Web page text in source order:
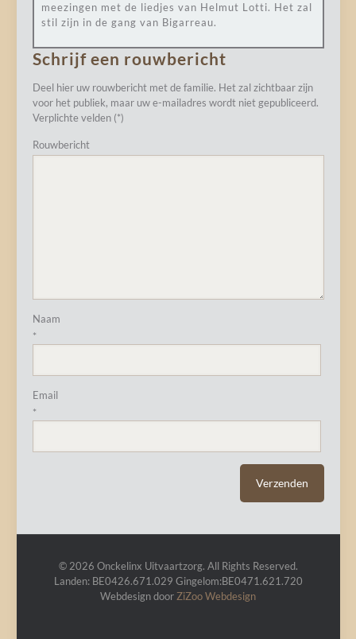
meezingen met de liedjes van Helmut Lotti. Het zal
stil zijn in de gang van Bigarreau.
Schrijf een rouwbericht
Deel hier uw rouwbericht met de familie. Het zal zichtbaar zijn
voor het publiek, maar uw e-mailadres wordt niet gepubliceerd.
Verplichte velden (*)
Rouwbericht
Naam
*
Email
*
© 2026 Onckelinx Uitvaartzorg. All Rights Reserved.
Landen: BE0426.671.029 Gingelom:BE0471.621.720
Webdesign door ZiZooWebdesign